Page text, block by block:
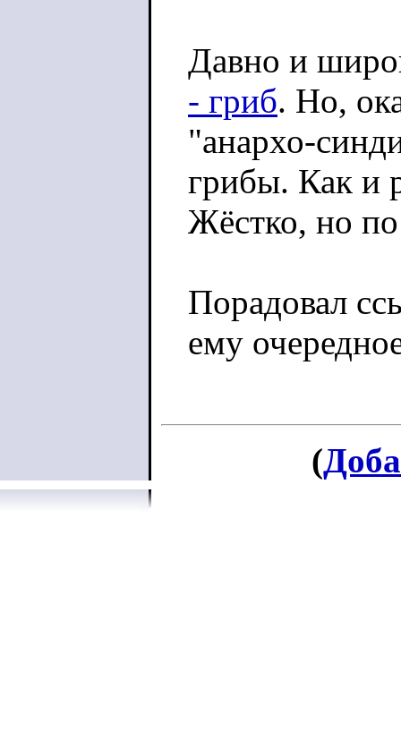
Давно и
- гриб. Но,
"анархо-
грибы. Как и
Жёстко, но
Порадовал
ему
(